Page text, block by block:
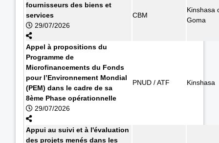
fournisseurs des biens et
services
29/07/2026
CBM
Kinshasa
Goma
Appel à propositions du
Programme de
Microfinancements du Fonds
pour l’Environnement Mondial
(PEM) dans le cadre de sa
8ème Phase opérationnelle
29/07/2026
PNUD / ATF Kinshasa
Appui au suivi et à l'évaluation
des projets menés dans les